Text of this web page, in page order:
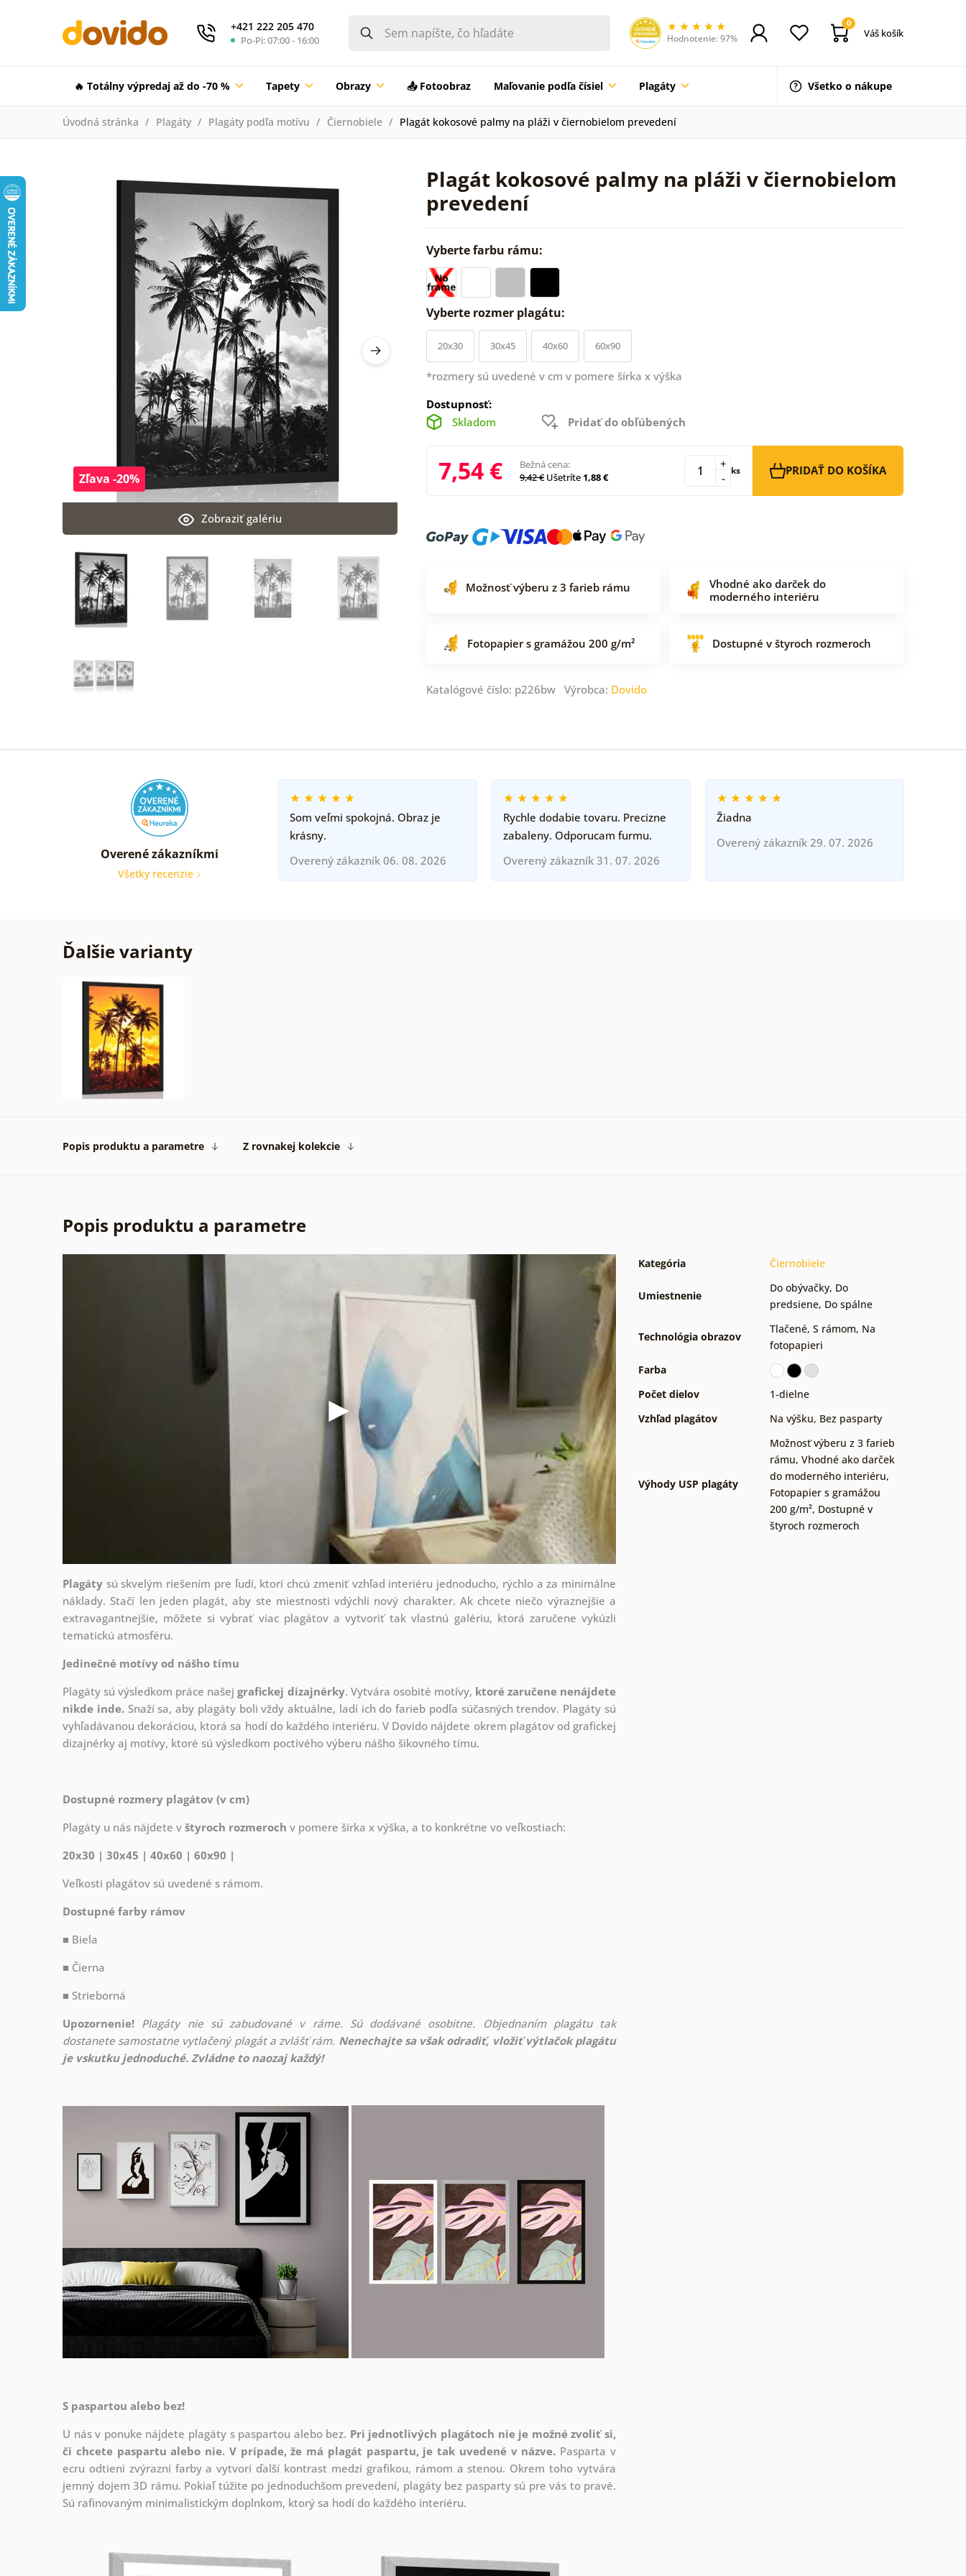
+421 222 205 470
Po-Pi: 07:00 - 16:00 Hodnotenie: 97%
0
Váš košík
🔥 Totálny výpredaj až do -70 % Tapety Obrazy 📤 Fotoobraz Maľovanie podľa čísiel Plagáty Všetko o nákupe
Úvodná stránka Plagáty Plagáty podľa motívu Čiernobiele Plagát kokosové palmy na pláži v čiernobielom prevedení
Plagát kokosové palmy na pláži v čiernobielom
prevedení
Zobraziť galériu
Zľava -20%
Vyberte farbu rámu:
Vyberte rozmer plagátu:
20x30 30x45 40x60 60x90
*rozmery sú uvedené v cm v pomere šírka x výška
Dostupnosť:
Skladom
Pridať do obľúbených
7,54 €
Bežná cena:
9,42 € Ušetríte 1,88 € -
+ ks PRIDAŤ DO KOŠÍKA
Možnosť výberu z 3 farieb rámu
Vhodné ako darček do
moderného interiéru
Fotopapier s gramážou 200 g/m² Dostupné v štyroch rozmeroch
Katalógové číslo: p226bw Výrobca: Dovido
Overené zákazníkmi
Všetky recenzie
Som veľmi spokojná. Obraz je
krásny.
Overený zákazník 06. 08. 2026
Rychle dodabie tovaru. Precizne
zabaleny. Odporucam furmu.
Overený zákazník 31. 07. 2026
Žiadna
Overený zákazník 29. 07. 2026
Ďalšie varianty
Popis produktu a parametre Z rovnakej kolekcie
Popis produktu a parametre
Plagáty sú skvelým riešením pre ľudí, ktorí chcú zmeniť vzhľad interiéru jednoducho, rýchlo a za minimálne
náklady. Stačí len jeden plagát, aby ste miestnosti vdýchli nový charakter. Ak chcete niečo výraznejšie a
extravagantnejšie, môžete si vybrať viac plagátov a vytvoriť tak vlastnú galériu, ktorá zaručene vykúzli
tematickú atmosféru.
Jedinečné motívy od nášho tímu
Plagáty sú výsledkom práce našejgrafickej dizajnérky. Vytvára osobité motívy, ktoré zaručene nenájdete
nikde inde.Snaží sa, aby plagáty boli vždy aktuálne, ladí ich do farieb podľa súčasných trendov. Plagáty sú
vyhľadávanou dekoráciou, ktorá sa hodí do každého interiéru. V Dovido nájdete okrem plagátov od grafickej
dizajnérky aj motívy, ktoré sú výsledkom poctivého výberu nášho šikovného tímu.
Dostupné rozmery plagátov (v cm)
Plagáty u nás nájdete v štyroch rozmeroch v pomere šírka x výška, a to konkrétne vo veľkostiach:
20x30 | 30x45 | 40x60 | 60x90 |
Veľkosti plagátov sú uvedené s rámom.
Dostupné farby rámov
■ Biela
■ Čierna
■ Strieborná
Upozornenie! Plagáty nie sú zabudované v ráme. Sú dodávané osobitne. Objednaním plagátu tak
dostanete samostatne vytlačený plagát a zvlášť rám. Nenechajte sa však odradiť, vložiť výtlačok plagátu
je vskutku jednoduché. Zvládne to naozaj každý!
S paspartou alebo bez!
U nás v ponuke nájdete plagáty s paspartou alebo bez. Pri jednotlivých plagátoch nie je možné zvoliť si,
či chcete paspartu alebo nie. V prípade, že má plagát paspartu, je tak uvedené v názve. Pasparta v
ecru odtieni zvýrazní farby a vytvorí ďalší kontrast medzi grafikou, rámom a stenou. Okrem toho vytvára
jemný dojem 3D rámu. Pokiaľ túžite po jednoduchšom prevedení, plagáty bez pasparty sú pre vás to pravé.
Sú rafinovaným minimalistickým doplnkom, ktorý sa hodí do každého interiéru.
Kategória Čiernobiele
Umiestnenie
Do obývačky, Do
predsiene, Do spálne
Technológia obrazov
Tlačené, S rámom, Na
fotopapieri
Farba
Počet dielov
1-dielne
Vzhľad plagátov
Na výšku, Bez pasparty
Výhody USP plagáty
Možnosť výberu z 3 farieb
rámu, Vhodné ako darček
do moderného interiéru,
Fotopapier s gramážou
200 g/m², Dostupné v
štyroch rozmeroch